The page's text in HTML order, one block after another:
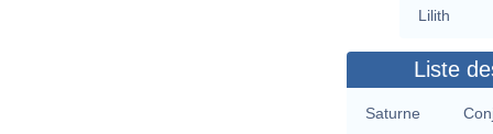
Lilith
Liste
Saturne